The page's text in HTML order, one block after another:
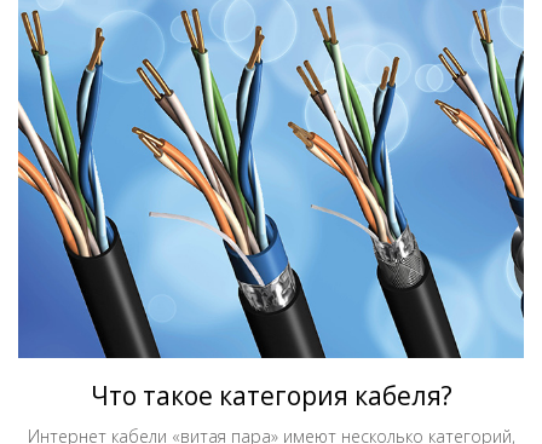
Что такое категория кабеля?
Интернет кабели «витая пара» имеют несколько категорий,